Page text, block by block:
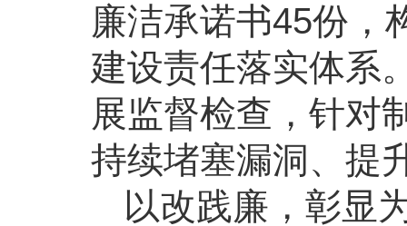
廉洁承诺书45份，
建设责任落实体系
展监督检查，针对
持续堵塞漏洞、提
以改践廉，彰显